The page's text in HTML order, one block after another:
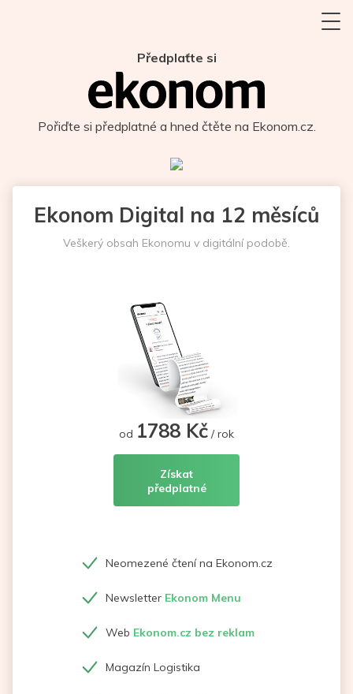
Předplaťte si
Pořiďte si předplatné a hned čtěte na Ekonom.cz.
Ekonom Digital na 12 měsíců
Veškerý obsah Ekonomu v digitální podobě.
od 1788 Kč / rok
Získat
předplatné
Neomezené čtení na Ekonom.cz
Newsletter Ekonom Menu
Web Ekonom.cz bez reklam
Magazín Logistika